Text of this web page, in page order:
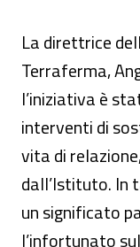
La direttrice
Terraferma,
l’iniziativa è
interventi di
vita di
dall’Istituto. In
un significato
l’infortunato